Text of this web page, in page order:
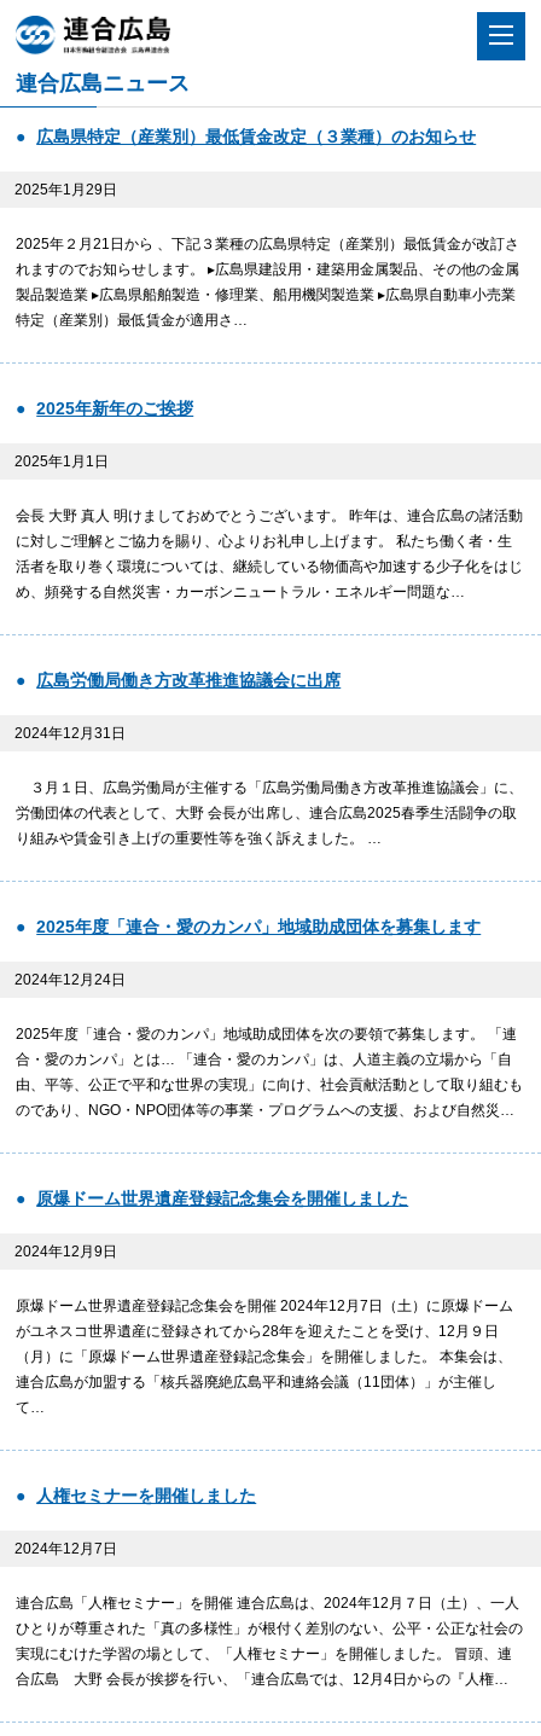
連合広島ニュース
広島県特定（産業別）最低賃金改定（３業種）のお知らせ
2025年1月29日
2025年２月21日から 、下記３業種の広島県特定（産業別）最低賃金が改訂さ
れますのでお知らせします。 ▸広島県建設用・建築用金属製品、その他の金属
製品製造業 ▸広島県船舶製造・修理業、船用機関製造業 ▸広島県自動車小売業
特定（産業別）最低賃金が適用さ…
2025年新年のご挨拶
2025年1月1日
会長 大野 真人 明けましておめでとうございます。 昨年は、連合広島の諸活動
に対しご理解とご協力を賜り、心よりお礼申し上げます。 私たち働く者・生
活者を取り巻く環境については、継続している物価高や加速する少子化をはじ
め、頻発する自然災害・カーボンニュートラル・エネルギー問題な…
広島労働局働き方改革推進協議会に出席
2024年12月31日
３月１日、広島労働局が主催する「広島労働局働き方改革推進協議会」に、
労働団体の代表として、大野 会長が出席し、連合広島2025春季生活闘争の取
り組みや賃金引き上げの重要性等を強く訴えました。 …
2025年度「連合・愛のカンパ」地域助成団体を募集します
2024年12月24日
2025年度「連合・愛のカンパ」地域助成団体を次の要領で募集します。 「連
合・愛のカンパ」とは… 「連合・愛のカンパ」は、人道主義の立場から「自
由、平等、公正で平和な世界の実現」に向け、社会貢献活動として取り組むも
のであり、NGO・NPO団体等の事業・プログラムへの支援、および自然災…
原爆ドーム世界遺産登録記念集会を開催しました
2024年12月9日
原爆ドーム世界遺産登録記念集会を開催 2024年12月7日（土）に原爆ドーム
がユネスコ世界遺産に登録されてから28年を迎えたことを受け、12月９日
（月）に「原爆ドーム世界遺産登録記念集会」を開催しました。 本集会は、
連合広島が加盟する「核兵器廃絶広島平和連絡会議（11団体）」が主催し
て…
人権セミナーを開催しました
2024年12月7日
連合広島「人権セミナー」を開催 連合広島は、2024年12月７日（土）、一人
ひとりが尊重された「真の多様性」が根付く差別のない、公平・公正な社会の
実現にむけた学習の場として、「人権セミナー」を開催しました。 冒頭、連
合広島 大野 会長が挨拶を行い、「連合広島では、12月4日からの『人権…